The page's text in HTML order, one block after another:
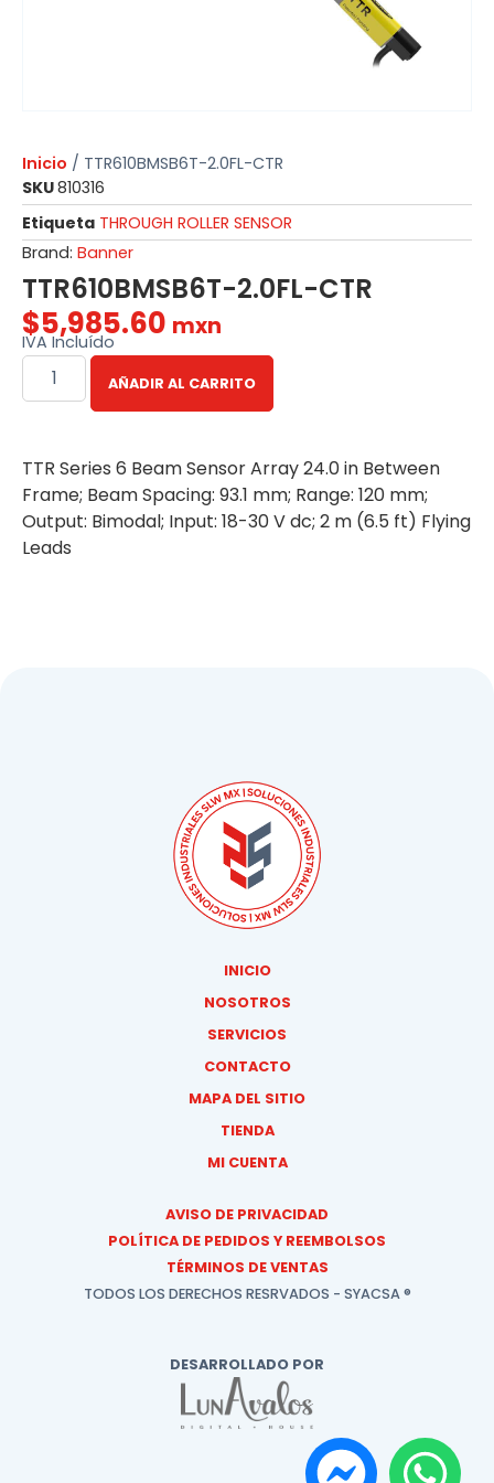
Inicio / TTR610BMSB6T-2.0FL-CTR
SKU810316
Etiqueta THROUGH ROLLER SENSOR
Brand: Banner
TTR610BMSB6T-2.0FL-CTR
$5,985.60 mxn
IVA Incluído
AÑADIR AL CARRITO
TTR Series 6 Beam Sensor Array 24.0 in Between
Frame; Beam Spacing: 93.1 mm; Range: 120 mm;
Output: Bimodal; Input: 18-30 V dc; 2 m (6.5 ft) Flying
Leads
INICIO
NOSOTROS
SERVICIOS
CONTACTO
MAPA DEL SITIO
TIENDA
MI CUENTA
AVISO DE PRIVACIDAD
POLÍTICA DE PEDIDOS Y REEMBOLSOS
TÉRMINOS DE VENTAS
TODOS LOS DERECHOS RESRVADOS - SYACSA ®
DESARROLLADO POR